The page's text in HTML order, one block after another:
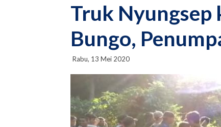
Truk Nyungsep
Bungo,
Rabu, 13 Mei 2020